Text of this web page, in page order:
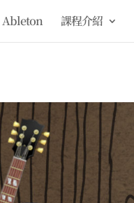
Ableton 課程介紹